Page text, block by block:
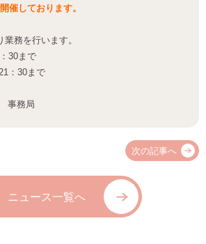
催しております。
務を行います。
30まで
：30まで
事務局
次の記事へ
ニュース一覧へ